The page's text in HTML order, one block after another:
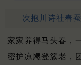
次抱川诗社春
家家养得马头春，
密护凉飔登簇老，